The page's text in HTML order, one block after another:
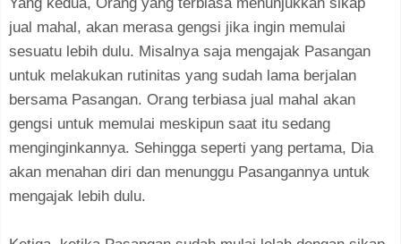
jual mahal, akan merasa gengsi jika ingin memulai
sesuatu lebih dulu. Misalnya saja mengajak Pasangan
untuk melakukan rutinitas yang sudah lama berjalan
bersama Pasangan. Orang terbiasa jual mahal akan
gengsi untuk memulai meskipun saat itu sedang
menginginkannya. Sehingga seperti yang pertama, Dia
akan menahan diri dan menunggu Pasangannya untuk
mengajak lebih dulu.